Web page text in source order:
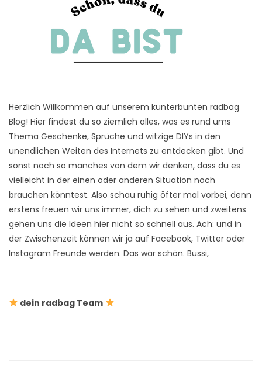
Herzlich Willkommen auf unserem kunterbunten radbag
Blog! Hier findest du so ziemlich alles, was es rund ums
Thema Geschenke, Sprüche und witzige DIYs in den
unendlichen Weiten des Internets zu entdecken gibt. Und
sonst noch so manches von dem wir denken, dass du es
vielleicht in der einen oder anderen Situation noch
brauchen könntest. Also schau ruhig öfter mal vorbei, denn
erstens freuen wir uns immer, dich zu sehen und zweitens
gehen uns die Ideen hier nicht so schnell aus. Ach: und in
der Zwischenzeit können wir ja auf Facebook, Twitter oder
Instagram Freunde werden. Das wär schön. Bussi,
dein radbag Team